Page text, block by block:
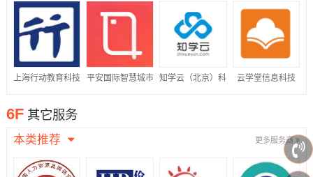
股份有限公司
上海行动教育科技 平安国际智慧城市 知学云（北京）科 云学堂信息科技
6F 其它服务
本类推荐 更多服务商